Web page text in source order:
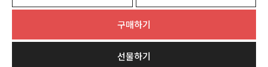
구매하기
선물하기